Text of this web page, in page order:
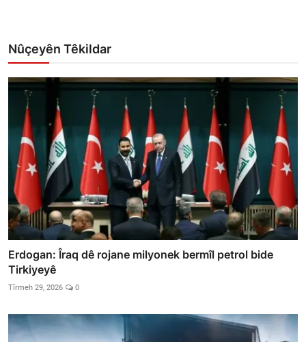
Nûçeyên Têkildar
Erdogan: Îraq dê rojane milyonek bermîl petrol bide
Tirkiyeyê
Tîrmeh 29, 2026 0